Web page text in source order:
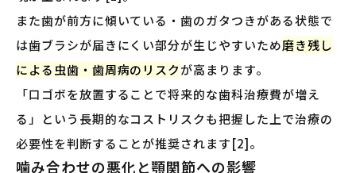
また歯が前方に傾いている・歯のガタつきがある状態で
は歯ブラシが届きにくい部分が生じやすいため磨き残し
による虫歯・歯周病のリスクが高まります。
「口ゴボを放置することで将来的な歯科治療費が増え
る」という長期的なコストリスクも把握した上で治療の
必要性を判断することが推奨されます[2]。
噛み合わせの悪化と顎関節への影響